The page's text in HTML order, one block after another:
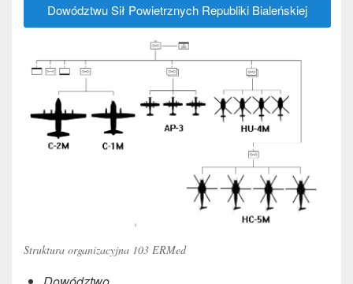
Dowództwu Sił Powietrznych Republiki Bialeńskiej
Struktura organizacyjna 103 ERMed